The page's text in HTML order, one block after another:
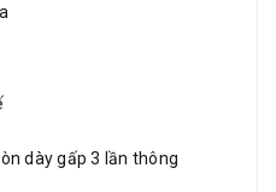
dày gấp 3 lần thông